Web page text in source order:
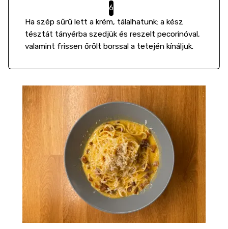
Ha szép sűrű lett a krém, tálalhatunk: a kész
tésztát tányérba szedjük és reszelt pecorinóval,
valamint frissen őrölt borssal a tetején kínáljuk.